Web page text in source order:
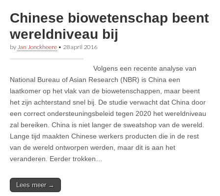
Chinese biowetenschap beent
wereldniveau bij
by Jan Jonckheere • 28 april 2016
Volgens een recente analyse van
National Bureau of Asian Research (NBR) is China een
laatkomer op het vlak van de biowetenschappen, maar beent
het zijn achterstand snel bij. De studie verwacht dat China door
een correct ondersteuningsbeleid tegen 2020 het wereldniveau
zal bereiken. China is niet langer de sweatshop van de wereld.
Lange tijd maakten Chinese werkers producten die in de rest
van de wereld ontworpen werden, maar dit is aan het
veranderen. Eerder trokken…
Lees meer →